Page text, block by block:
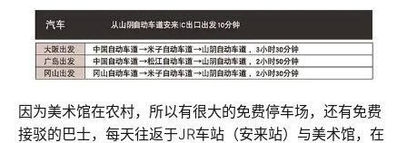
因为美术馆在农村，所以有很大的免费停车场，还有免费
接驳的巴士，每天往返于JR车站（安来站）与美术馆，在